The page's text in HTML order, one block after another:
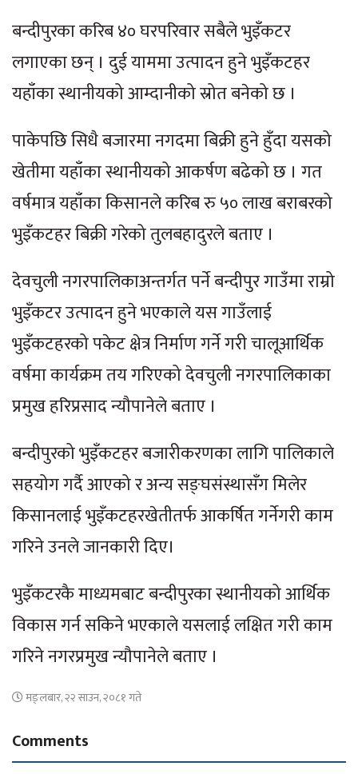
बन्दीपुरका करिब ४० घरपरिवार सबैले भुइँकटर
लगाएका छन् । दुई याममा उत्पादन हुने भुइँकटहर
यहाँका स्थानीयको आम्दानीको स्रोत बनेको छ ।
पाकेपछि सिधै बजारमा नगदमा बिक्री हुने हुँदा यसको
खेतीमा यहाँका स्थानीयको आकर्षण बढेको छ । गत
वर्षमात्र यहाँका किसानले करिब रु ५० लाख बराबरको
भुइँकटहर बिक्री गरेको तुलबहादुरले बताए ।
देवचुली नगरपालिकाअन्तर्गत पर्ने बन्दीपुर गाउँमा राम्रो
भुइँकटर उत्पादन हुने भएकाले यस गाउँलाई
भुइँकटहरको पकेट क्षेत्र निर्माण गर्ने गरी चालूआर्थिक
वर्षमा कार्यक्रम तय गरिएको देवचुली नगरपालिकाका
प्रमुख हरिप्रसाद न्यौपानेले बताए ।
बन्दीपुरको भुइँकटहर बजारीकरणका लागि पालिकाले
सहयोग गर्दै आएको र अन्य सङ्घसंस्थासँग मिलेर
किसानलाई भुइँकटहरखेतीतर्फ आकर्षित गर्नेगरी काम
गरिने उनले जानकारी दिए।
भुइँकटरकै माध्यमबाट बन्दीपुरका स्थानीयको आर्थिक
विकास गर्न सकिने भएकाले यसलाई लक्षित गरी काम
गरिने नगरप्रमुख न्यौपानेले बताए ।
मङ्लबार, २२ साउन, २०८१ गते
Comments